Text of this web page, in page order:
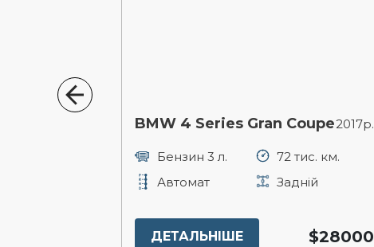
BMW 4 Series Gran Coupe2017р.
Бензин 3 л.
72 тис. км.
Автомат
Задній
ДЕТАЛЬНІШЕ $28000